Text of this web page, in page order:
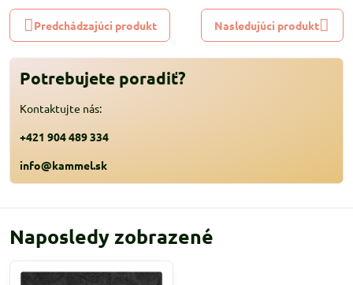
Predchádzajúci produkt Nasledujúci produkt
Potrebujete poradiť?
Kontaktujte nás:
+421 904 489 334
info@kammel.sk
Naposledy zobrazené